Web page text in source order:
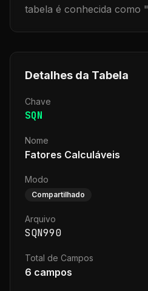
tabela é conhecida como "
Detalhes da Tabela
Chave
SQN
Nome
Fatores Calculáveis
Modo
Compartilhado
Arquivo
SQN990
Total de Campos
6 campos